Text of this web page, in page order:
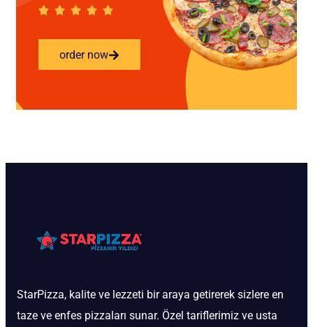
order now
StarPizza, kalite ve lezzeti bir araya getirerek sizlere en
taze ve enfes pizzaları sunar. Özel tariflerimiz ve usta